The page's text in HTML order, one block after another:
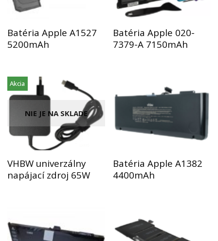
Batéria Apple A1527
5200mAh
Batéria Apple 020-
7379-A 7150mAh
NIE JE NA SKLADE
Akcia
VHBW univerzálny
napájací zdroj 65W
Batéria Apple A1382
4400mAh